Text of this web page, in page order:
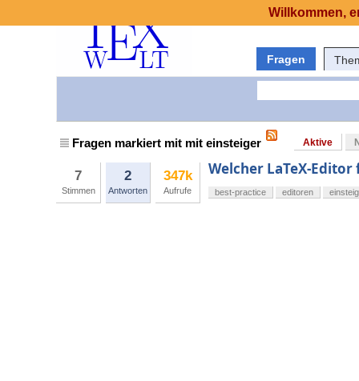
Fragen
Fragen markiert mit mit einsteiger Aktive
7
Stimmen
2
Antworten
347k
Aufrufe
Welcher LaTeX-
best-practice editoren
Willkommen,